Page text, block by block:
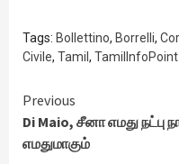
Tags: Bollettino, Borrelli,
Civile, Tamil , TamilInfoPoint
Continue
Reading
Previous
Di Maio, சீனா எமது
எமதுமாகும்